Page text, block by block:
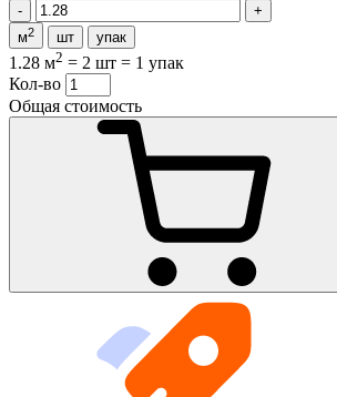
м2 шт упак
1.28 м2 = 2 шт = 1 упак
Кол-во
Общая стоимость